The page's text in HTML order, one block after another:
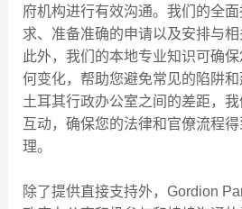
府机构进行有效沟通。我们的全
求、准备准确的申请以及安排与相
此外，我们的本地专业知识可确
何变化，帮助您避免常见的陷阱
土耳其行政办公室之间的差距，
互动，确保您的法律和官僚流程
理。
除了提供直接支持外，Gordion